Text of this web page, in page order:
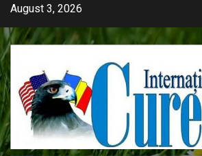
Skip
content
August 3, 2026